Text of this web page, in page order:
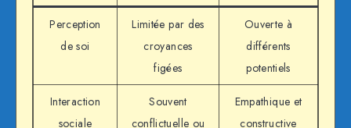
Perception
de soi
Limitée par des
croyances
figées
Ouverte à
différents
potentiels
Interaction
sociale
Souvent
conflictuelle ou
Empathique et
constructive